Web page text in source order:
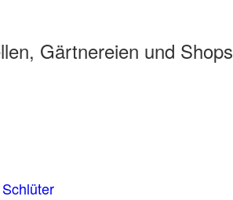
Gärtnereien und Shops